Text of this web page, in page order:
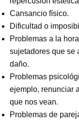
Cansancio físico.
Dificultad o
Problemas a la
sujetadores que se
daño.
Problemas
ejemplo, renunciar
que nos vean.
Problemas de